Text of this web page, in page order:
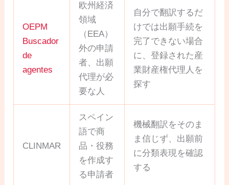
OEPM
Buscador
de
agentes
欧州経済
領域
（EEA）
外の申請
者、出願
代理が必
要な人
自分で翻訳するだ
けでは出願手続を
完了できない場合
に、登録された産
業財産権代理人を
探す
CLINMAR
スペイン
語で商
品・役務
を作成す
る申請者
機械翻訳をそのま
ま信じず、出願前
に分類表現を確認
する